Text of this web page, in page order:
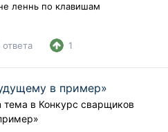
леннь по клавишам
1
в пример»
тема в Конкурс сварщиков